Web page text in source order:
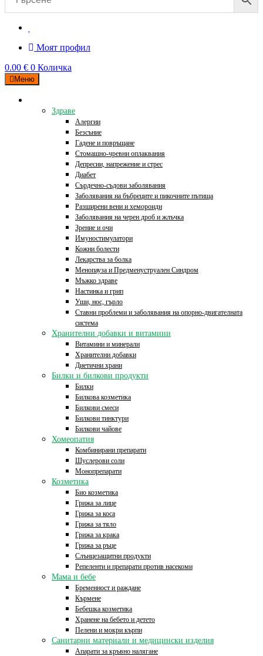
Моят профил
0.00 € 0 Количка
Меню
Здраве
Алергии
Безсъние
Гадене и повръщане
Стомашно-чревни оплаквания
Депресии, напрежение и стрес
Диабет
Сърдечно-съдови заболявания
Заболявания на бъбреците и пикочните пътища
Разширени вени и хемороиди
Заболявания на черен дроб и жлъчка
Зрение и очи
Имуностимулатори
Кожни болести
Лекарства за болка
Менопауза и Предменуструален Синдром
Мъжко здраве
Настинка и грип
Уши, нос, гърло
Ставни проблеми и заболявания на опорно-двигателната
система
Хранителни добавки и витамини
Витамини и минерали
Хранителни добавки
Диетични храни
Билки и билкови продукти
Билки
Билкова козметика
Билкови смеси
Билкови тинктури
Билкови чайове
Хомеопатия
Комбинирани препарати
Шуслерови соли
Монопрепарати
Козметика
Био козметика
Грижа за лице
Грижа за коса
Грижа за тяло
Грижа за крака
Грижа за ръце
Слънцезащитни продукти
Репеленти и препарати против насекоми
Мама и бебе
Бременност и раждане
Кърмене
Бебешка козметика
Хранене на бебето и детето
Пелени и мокри кърпи
Санитарни материали и медицински изделия
Апарати за кръвно налягане